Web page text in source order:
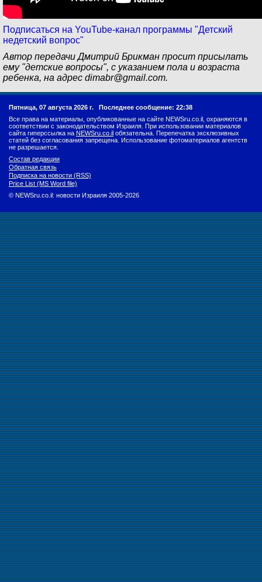
Подписаться на YouTube-канал программы "Детский
недетский вопрос"
Автор передачи Дмитрий Брикман просит присылать
ему "детские вопросы", с указанием пола и возраста
ребенка, на адрес dimabr@gmail.com.
Пятница, 07 августа 2026 г. Последнее сообщение: 22:38
Все права на материалы, опубликованные на сайте NEWSru.co.il, охраняются в
соответствии с законодательством Израиля. При использовании материалов
сайта гиперссылка на NEWSru.co.il обязательна. Перепечатка эксклюзивных
статей без согласования запрещена. Использование фотоматериалов агентств
не разрешается.
Состав редакции
Обратная связь
Подписка на новости (RSS)
Price List (MS Word file)
© NEWSru.co.il: новости Израиля 2005-2026